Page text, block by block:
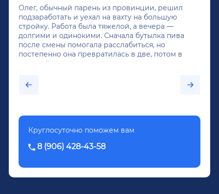
Олег, обычный парень из провинции, решил
подзаработать и уехал на вахту на большую
стройку. Работа была тяжелой, а вечера —
долгими и одинокими. Сначала бутылка пива
после смены помогала расслабиться, но
постепенно она превратилась в две, потом в
крепкий алкоголь, и вот он уже пил почти
было назначено кодирование по методу
Довженко.
Круглосуточно поможем вам
8 (906) 428-43-58